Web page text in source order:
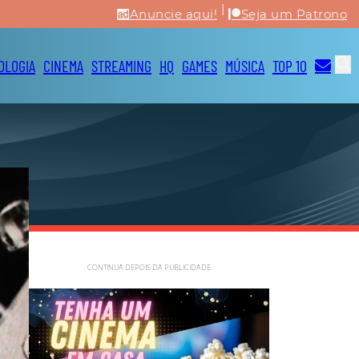
Anuncie aqui! | Seja um Patrono
CINEMA STREAMING HQ GAMES MÚSICA TOP 10
CONTINUA DEPOIS DA PUBLICIDADE